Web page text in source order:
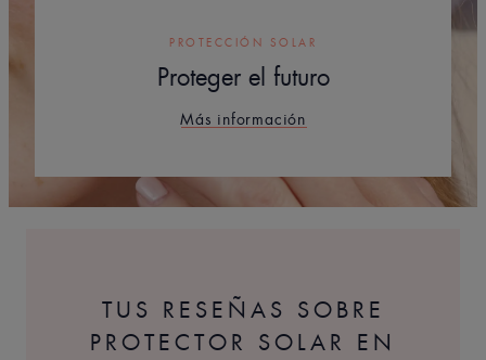
PROTECCIÓN SOLAR
Proteger el futuro
Más información
TUS RESEÑAS SOBRE
PROTECTOR SOLAR EN